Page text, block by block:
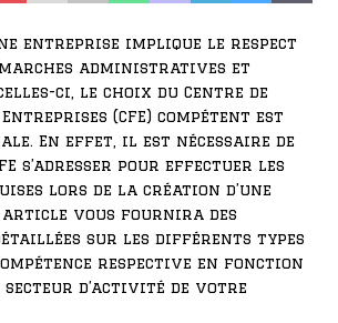
entreprise implique le respect
administratives et
ci, le choix du Centre de
(CFE) compétent est
En effet, il est nécessaire de
s’adresser pour effectuer les
lors de la création d’une
article vous fournira des
sur les différents types
respective en fonction
d’activité de votre